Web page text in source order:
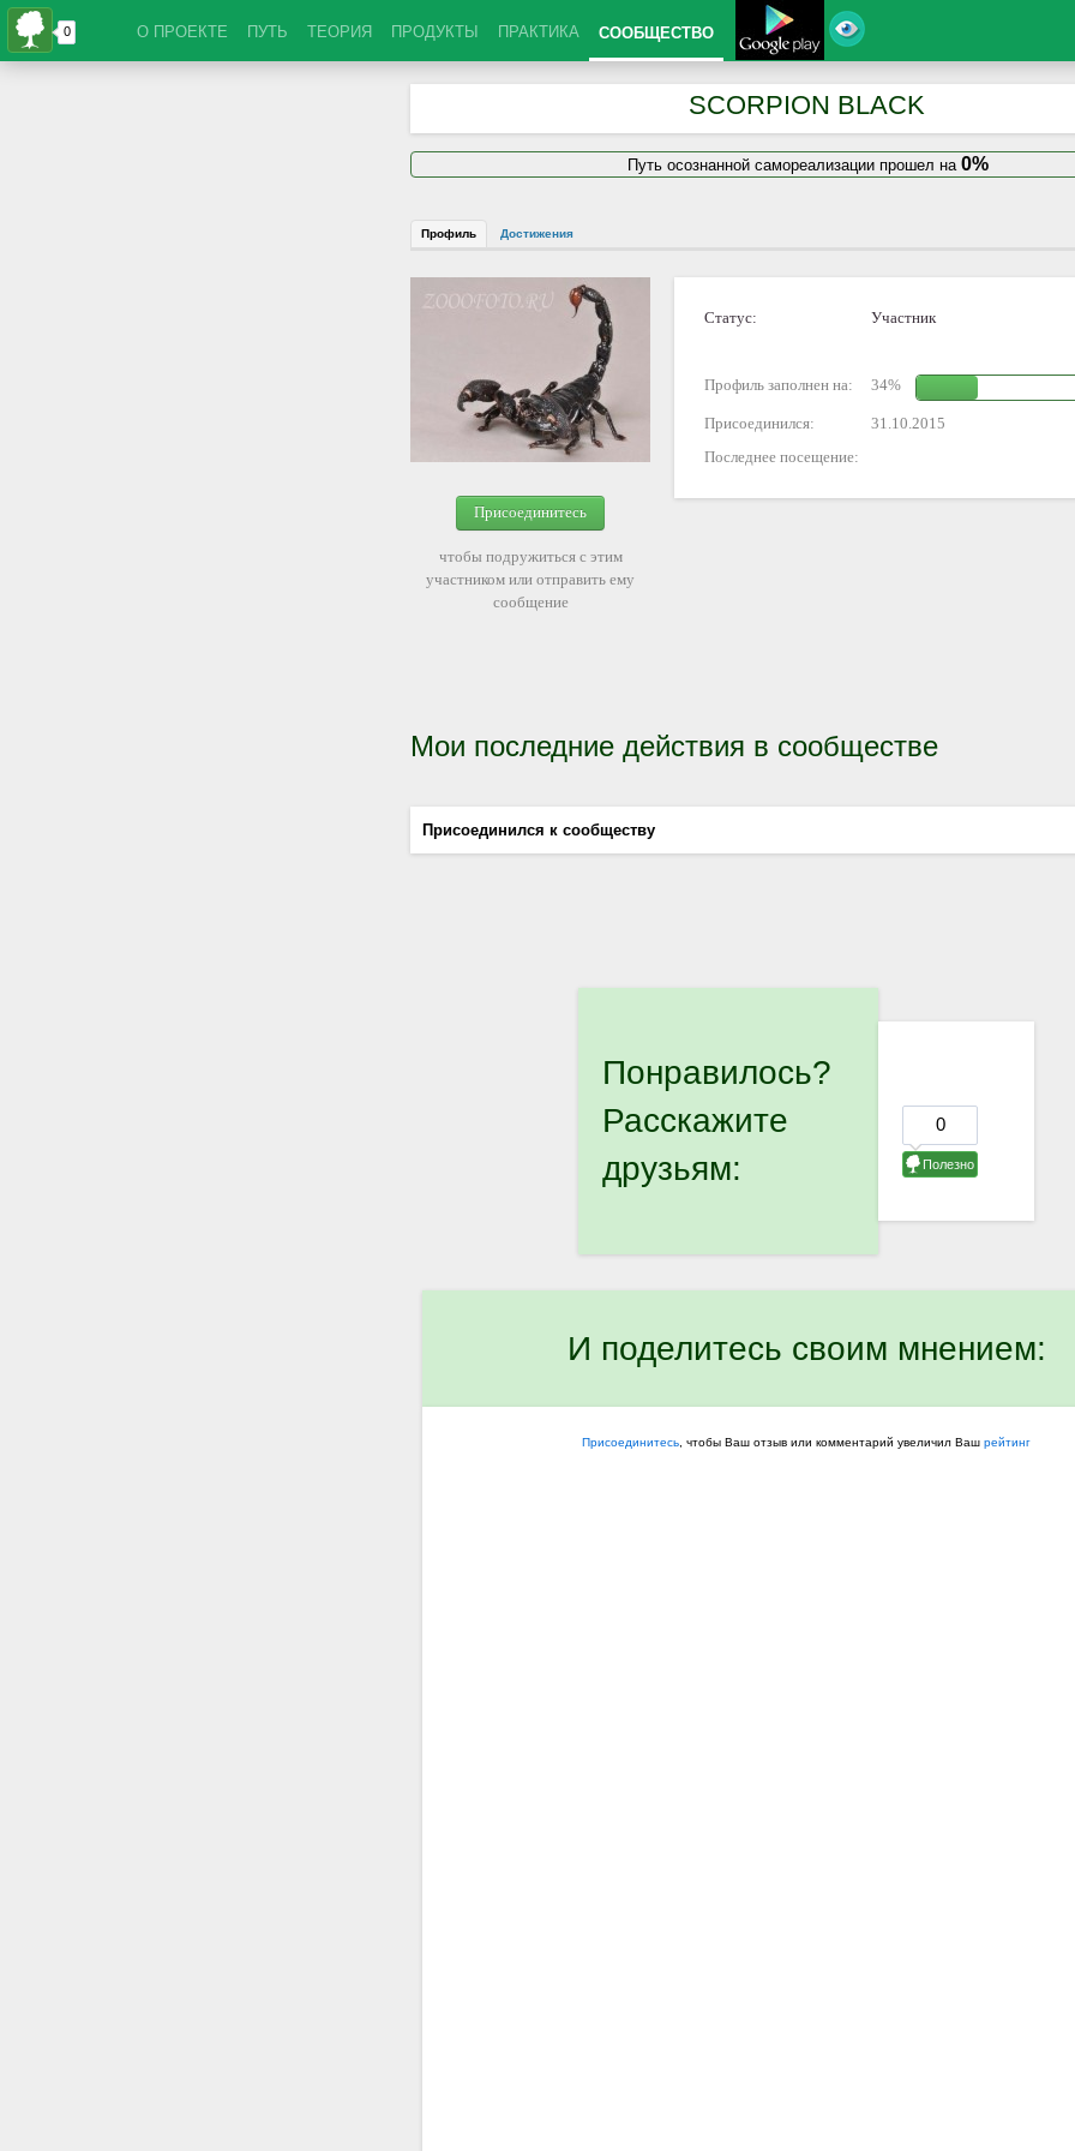
О ПРОЕКТЕ ПУТЬ ТЕОРИЯ ПРОДУКТЫ ПРАКТИКА СООБЩЕСТВО
SCORPION BLACK
Путь осознанной самореализации прошел на 0%
Профиль Достижения
Присоединитесь
чтобы подружиться с этим
участником или отправить ему
сообщение
Статус: Участник
Профиль заполнен на: 34%
Присоединился:
31.10.2015
Последнее посещение:
Мои последние действия в сообществе
Присоединился к сообществу
Понравилось?
Расскажите
друзьям:
И поделитесь своим мнением:
Присоединитесь , чтобы Ваш отзыв или комментарий увеличил Ваш рейтинг